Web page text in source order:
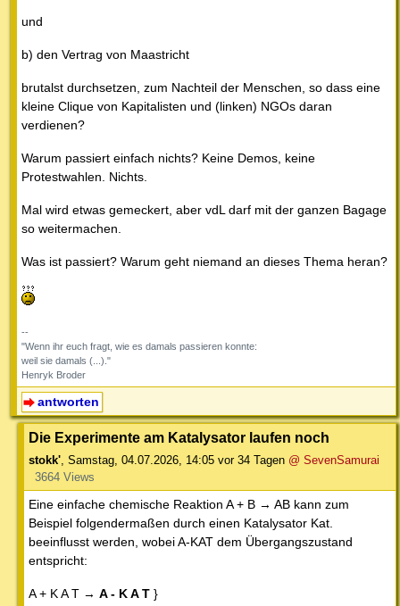
und
b) den Vertrag von Maastricht
brutalst durchsetzen, zum Nachteil der Menschen, so dass eine
kleine Clique von Kapitalisten und (linken) NGOs daran
verdienen?
Warum passiert einfach nichts? Keine Demos, keine
Protestwahlen. Nichts.
Mal wird etwas gemeckert, aber vdL darf mit der ganzen Bagage
so weitermachen.
Was ist passiert? Warum geht niemand an dieses Thema heran?
--
"Wenn ihr euch fragt, wie es damals passieren konnte:
weil sie damals (...)."
Henryk Broder
antworten
Die Experimente am Katalysator laufen noch
stokk', Samstag, 04.07.2026, 14:05 vor 34 Tagen @ SevenSamurai
3664 Views
Eine einfache chemische Reaktion A + B → AB kann zum
Beispiel folgendermaßen durch einen Katalysator Kat.
beeinflusst werden, wobei A-KAT dem Übergangszustand
entspricht:
A + K A T → A - K A T }